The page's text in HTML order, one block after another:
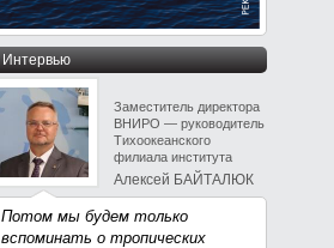
Интервью
Заместитель директора
ВНИРО — руководитель
Тихоокеанского
филиала института
Алексей БАЙТАЛЮК
Потом мы будем только
вспоминать о тропических